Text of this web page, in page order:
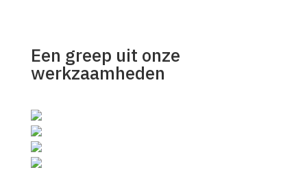
Een greep uit onze
werkzaamheden